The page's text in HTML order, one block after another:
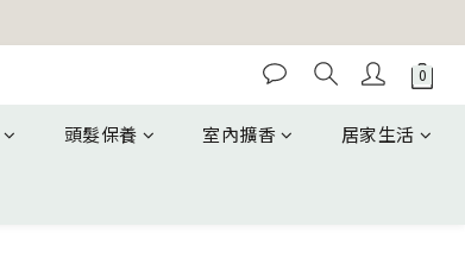
頭髮保養 室內擴香 居家生活